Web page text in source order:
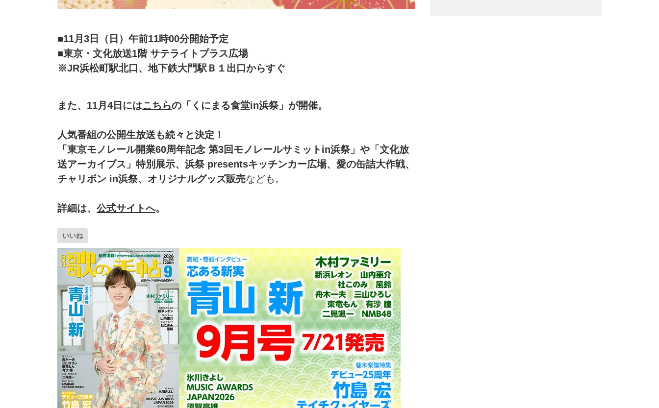
■11月3日（日）午前11時00分開始予定
■東京・文化放送1階 サテライトプラス広場
※JR浜松町駅北口、地下鉄大門駅Ｂ１出口からすぐ
また、11月4日にはこちらの「くにまる食堂in浜祭」が開催。
人気番組の公開生放送も続々と決定！
「東京モノレール開業60周年記念 第3回モノレールサミットin浜祭」や「文化放
送アーカイブス」特別展示、浜祭 presentsキッチンカー広場、愛の缶詰大作戦、
チャリボン in浜祭、オリジナルグッズ販売なども。
詳細は、 公式サイトへ。
いいね